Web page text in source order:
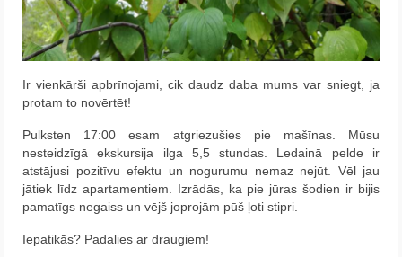
Ir vienkārši apbrīnojami, cik daudz daba mums var sniegt, ja
protam to novērtēt!
Pulksten 17:00 esam atgriezušies pie mašīnas. Mūsu
nesteidzīgā ekskursija ilga 5,5 stundas. Ledainā pelde ir
atstājusi pozitīvu efektu un nogurumu nemaz nejūt. Vēl jau
jātiek līdz apartamentiem. Izrādās, ka pie jūras šodien ir bijis
pamatīgs negaiss un vējš joprojām pūš ļoti stipri.
Iepatikās? Padalies ar draugiem!